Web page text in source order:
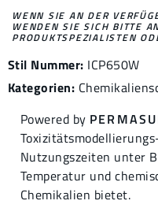
WENN SIE AN DER
WENDEN SIE SICH BITTE
PRODUKTSPEZIALISTEN
Stil Nummer: ICP650W
Kategorien:
Powered by
Nutzungszeiten unter
Temperatur und
Chemikalien bietet.